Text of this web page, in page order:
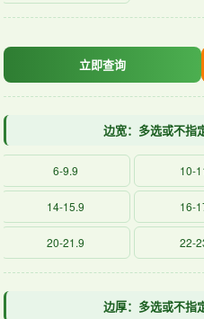
立即查询
边宽：多选或不指
6-9.9 10-
14-15.9 16-
20-21.9 22-
边厚：多选或不指